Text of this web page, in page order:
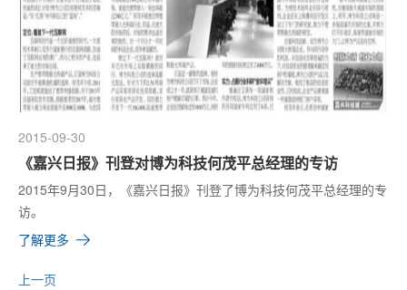
2015-09-30
《嘉兴日报》刊登对博为科技何茂平总经理的专访
2015年9月30日，《嘉兴日报》刊登了博为科技何茂平总经理的专
访。
了解更多
上一页